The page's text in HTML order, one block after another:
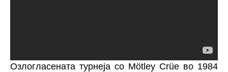
Озлогласената турнеја со Mötley Crüe во 1984